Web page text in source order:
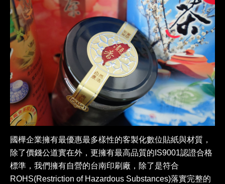
國樺企業擁有最優惠最多樣性的客製化數位貼紙與材質，
除了價錢公道實在外，更擁有最高品質的IS9001認證合格
標準，我們擁有自營的台南印刷廠，除了是符合
ROHS(Restriction of Hazardous Substances)落實完整的